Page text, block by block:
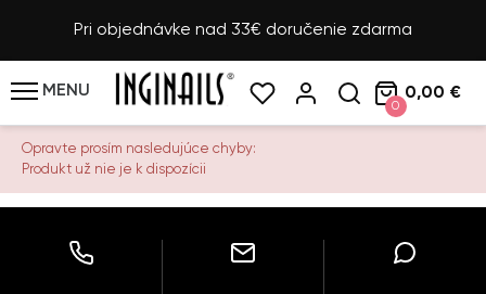
Pri objednávke nad 33€ doručenie zdarma
MENU
0
0,00 €
Opravte prosím nasledujúce chyby:
Produkt už nie je k dispozícii